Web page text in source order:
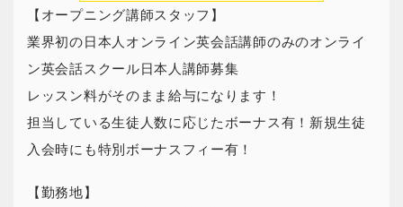
【オープニング講師スタッフ】
業界初の日本人オンライン英会話講師のみのオンライ
ン英会話スクール日本人講師募集
レッスン料がそのまま給与になります！
担当している生徒人数に応じたボーナス有！新規生徒
入会時にも特別ボーナスフィー有！
【勤務地】